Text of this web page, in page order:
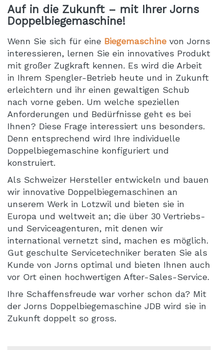
Auf in die Zukunft – mit Ihrer Jorns
Doppelbiegemaschine!
Wenn Sie sich für eine Biegemaschine von Jorns
interessieren, lernen Sie ein innovatives Produkt
mit großer Zugkraft kennen. Es wird die Arbeit
in Ihrem Spengler-Betrieb heute und in Zukunft
erleichtern und ihr einen gewaltigen Schub
nach vorne geben. Um welche speziellen
Anforderungen und Bedürfnisse geht es bei
Ihnen? Diese Frage interessiert uns besonders.
Denn entsprechend wird Ihre individuelle
Doppelbiegemaschine konfiguriert und
konstruiert.
Als Schweizer Hersteller entwickeln und bauen
wir innovative Doppelbiegemaschinen an
unserem Werk in Lotzwil und bieten sie in
Europa und weltweit an; die über 30 Vertriebs-
und Serviceagenturen, mit denen wir
international vernetzt sind, machen es möglich.
Gut geschulte Servicetechniker beraten Sie als
Kunde von Jorns optimal und bieten Ihnen auch
vor Ort einen hochwertigen After-Sales-Service.
Ihre Schaffensfreude war vorher schon da? Mit
der Jorns Doppelbiegemaschine JDB wird sie in
Zukunft doppelt so gross.